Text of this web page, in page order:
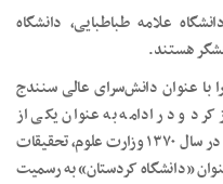
علامه طباطبایی، دانشگاه
هستند.
در سال ۱۳۵۳ کار خود را با عنوان دانش‌سرای عالی سنندج
کرد و در ادامه به عنوان یکی از
پردیس‌های دانشگاه رازی کرمانشاه درآمد و در سال ۱۳۷۰ وزارت علوم، تحقیقات
«دانشگاه کردستان» به رسمیت